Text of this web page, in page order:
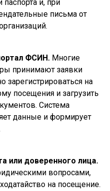
и, при
письма от
ФСИН. Многие
принимают заявки
зарегистрироваться на
посещения и загрузить
Система
данные и формирует
или доверенного лица.
вопросами,
на посещение.